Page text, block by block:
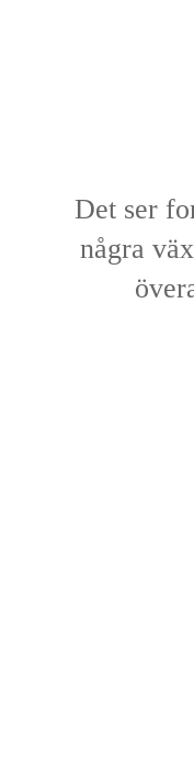
Det ser
några